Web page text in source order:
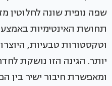
שפה נופית שונה לחלוטין
תחושת האינטימיות
וטקסטורות טבעיות,
יותר. הגינה הזו נושקת
ומאפשרת חיבור ישיר בין